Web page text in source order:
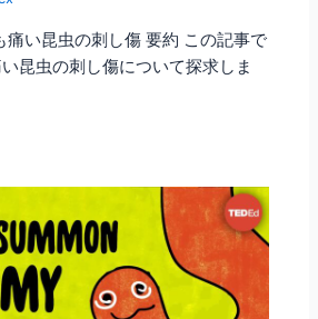
痛い昆虫の刺し傷 要約 この記事で
昆虫の刺し傷について探求しま